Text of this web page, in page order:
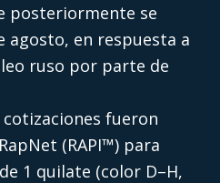
posteriormente se
agosto, en respuesta a
ruso por parte de
fueron
(RAPI™) para
1 quilate (color D–H,